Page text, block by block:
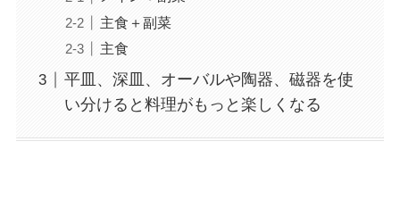
主食＋副菜
主食
平皿、深皿、オーバルや陶器、磁器を使
い分けると料理がもっと楽しくなる